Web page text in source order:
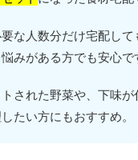
な人数分だけ宅配し
みがある方でも安心で
された野菜や、下味
たい方にもおすすめ。